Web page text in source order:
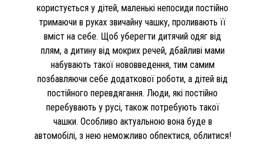
користується у дітей, маленькі непосиди постійно
тримаючи в руках звичайну чашку, проливають її
вміст на себе. Щоб уберегти дитячий одяг від
плям, а дитину від мокрих речей, дбайливі мами
набувають такої нововведення, тим самим
позбавляючи себе додаткової роботи, а дітей від
постійного перевдягання. Люди, які постійно
перебувають у русі, також потребують такої
чашки. Особливо актуальною вона буде в
автомобілі, з нею неможливо обпектися, облитися!